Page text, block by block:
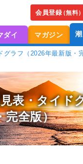
会員登録（無料）
ダイ マガジン
ラフ（2026年最新版・
表・タイド
完全版）